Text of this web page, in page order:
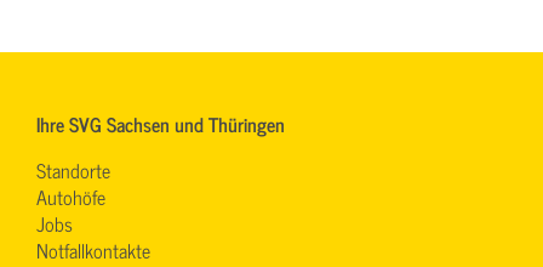
Ihre SVG Sachsen und Thüringen
Standorte
Autohöfe
Jobs
Notfallkontakte